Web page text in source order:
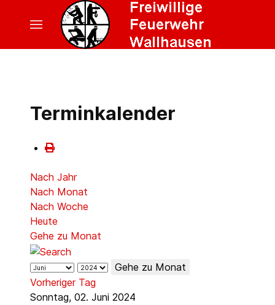
Terminkalender
Nach Jahr
Nach Monat
Nach Woche
Heute
Gehe zu Monat
Gehe zu Monat
Vorheriger Tag
Sonntag, 02. Juni 2024